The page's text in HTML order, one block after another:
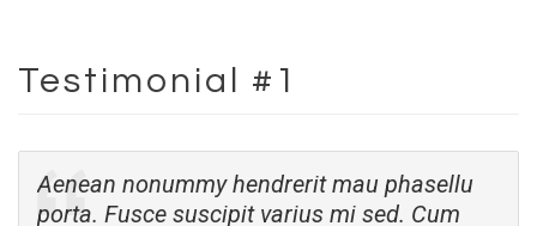
Testimonial #1
Aenean nonummy hendrerit mau phasellu
porta. Fusce suscipit varius mi sed. Cum